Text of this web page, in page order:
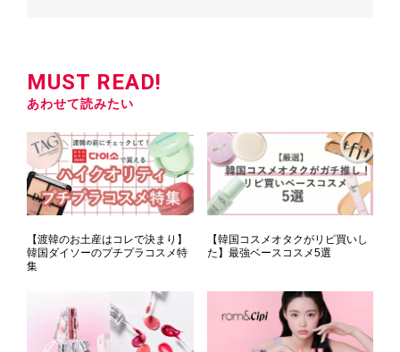
MUST READ!
あわせて読みたい
【渡韓のお土産はコレで決まり】
韓国ダイソーのプチプラコスメ特
集
【韓国コスメオタクがリピ買いし
た】最強ベースコスメ5選